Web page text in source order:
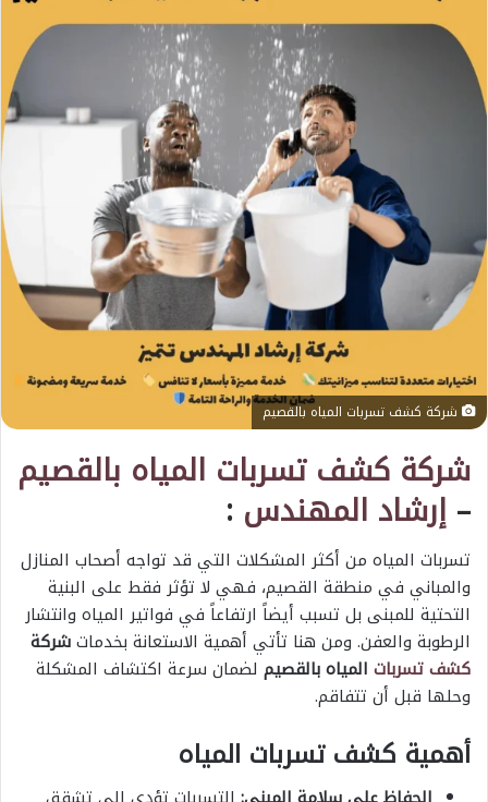
شركة كشف تسربات المياه بالقصيم
شركة كشف تسربات المياه بالقصيم
–إرشاد المهندس :
تسربات المياه من أكثر المشكلات التي قد تواجه أصحاب المنازل
والمباني في منطقة القصيم، فهي لا تؤثر فقط على البنية
التحتية للمبنى بل تسبب أيضاً ارتفاعاً في فواتير المياه وانتشار
الرطوبة والعفن. ومن هنا تأتي أهمية الاستعانة بخدماتشركة
كشف تسربات المياه بالقصيم لضمان سرعة اكتشاف المشكلة
وحلها قبل أن تتفاقم.
أهمية كشف تسربات المياه